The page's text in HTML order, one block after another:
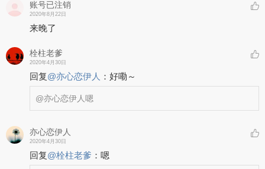
账号已注销
2020年8月22日
来晚了
栓柱老爹
2020年4月30日
回复@亦心恋伊人 ： 好嘞～
@亦心恋伊人嗯
亦心恋伊人
2020年4月30日
回复@栓柱老爹 ： 嗯